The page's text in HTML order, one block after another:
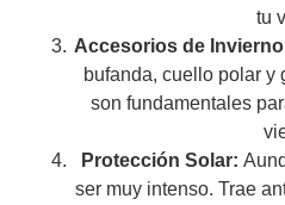
tu
Accesorios de
bufanda, cuello polar y
son fundamentales
Protección Solar:
ser muy intenso. Trae